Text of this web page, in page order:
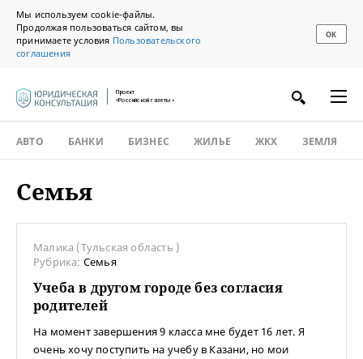
Мы используем cookie-файлы.
Продолжая пользоваться сайтом, вы
принимаете условия Пользовательского
соглашения
ОК
Проект
«Российской газеты»
АВТО БАНКИ БИЗНЕС ЖИЛЬЕ ЖКХ ЗЕМЛЯ
Семья
Малика (Тульская область )
Рубрика: Семья
Учеба в другом городе без согласия
родителей
На момент завершения 9 класса мне будет 16 лет. Я
очень хочу поступить на учебу в Казани, но мои